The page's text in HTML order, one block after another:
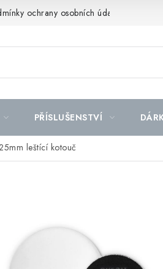
ochrany osobních údajů
PŘÍSLUŠENSTVÍ
leštící kotouč